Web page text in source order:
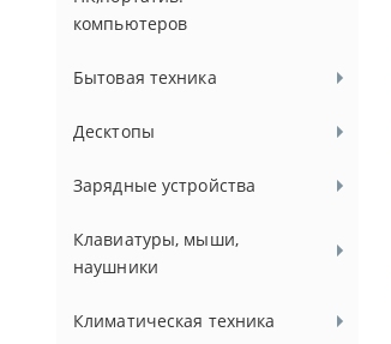
компьютеров
Бытовая техника
Десктопы
Зарядные устройства
Клавиатуры, мыши,
наушники
Климатическая техника